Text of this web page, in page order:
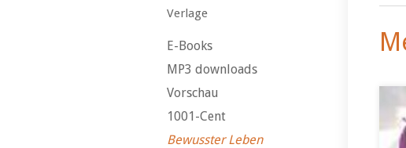
Verlage
E-Books
MP3 downloads
Vorschau
1001-Cent
Bewusster Leben